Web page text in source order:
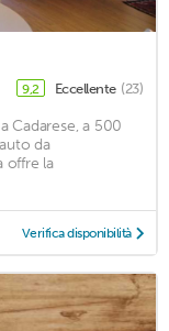
9,2 Eccellente (23)
Cadarese, a 500
da
offre la
Verifica disponibilità